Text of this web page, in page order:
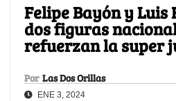
Felipe Bayón y Luis
dos figuras
refuerzan la super
Por Las Dos Orillas
ENE 3, 2024